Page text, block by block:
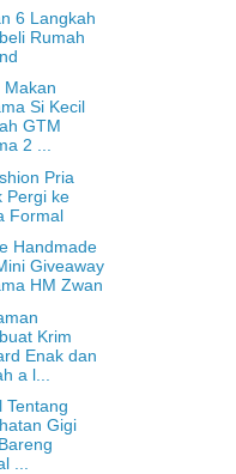
6 Langkah
Rumah
Makan
Si Kecil
GTM
2 ...
Pria
Pergi ke
Formal
Handmade
Giveaway
HM Zwan
Krim
Enak dan
a l...
Tentang
Gigi
...